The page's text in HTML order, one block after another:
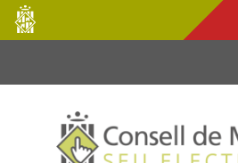
Salta al contingut principal
Consell
de
Mallorca